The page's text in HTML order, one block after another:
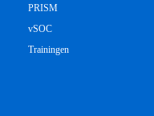
PRISM
vSOC
Trainingen